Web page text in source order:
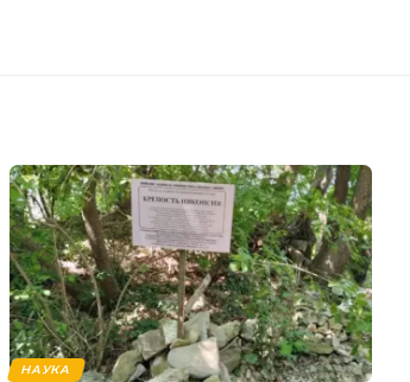
НАУКА